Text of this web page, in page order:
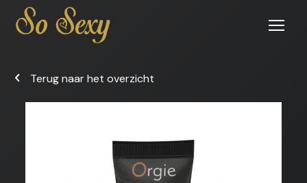
Open
Terug naar het overzicht